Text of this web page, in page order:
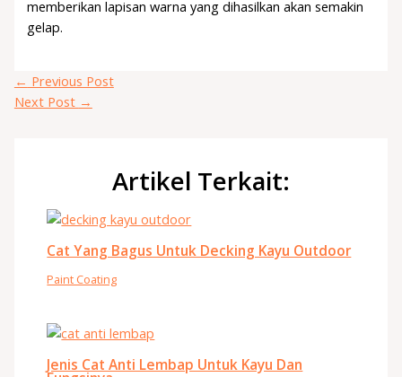
memberikan lapisan warna yang dihasilkan akan semakin
gelap.
← Previous Post
Next Post →
Artikel Terkait:
Cat Yang Bagus Untuk Decking Kayu Outdoor
Paint Coating
Jenis Cat Anti Lembap Untuk Kayu Dan